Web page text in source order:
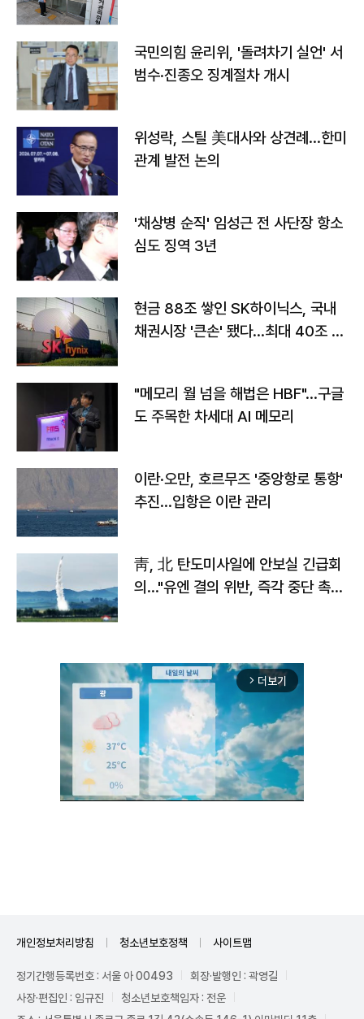
국민의힘 윤리위, '돌려차기 실언' 서
범수·진종오 징계절차 개시
위성락, 스틸 美대사와 상견례…한미
관계 발전 논의
'채상병 순직' 임성근 전 사단장 항소
심도 징역 3년
현금 88조 쌓인 SK하이닉스, 국내
채권시장 '큰손' 됐다…최대 40조 투
"메모리 월 넘을 해법은 HBF"…구글
도 주목한 차세대 AI 메모리
이란·오만, 호르무즈 '중앙항로 통항'
추진…입항은 이란 관리
靑, 北 탄도미사일에 안보실 긴급회
의…"유엔 결의 위반, 즉각 중단 촉
arrow_forward_ios 더보기
개인정보처리방침 청소년보호정책 사이트맵
정기간행등록번호 : 서울 아 00493
회장·발행인 : 곽영길
사장·편집인 : 임규진
청소년보호책임자 : 전운